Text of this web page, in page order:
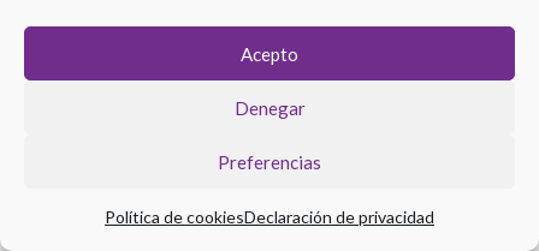
Acepto
Denegar
Preferencias
Política de cookiesDeclaración de privacidad